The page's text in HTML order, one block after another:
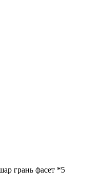
грань фасет *5